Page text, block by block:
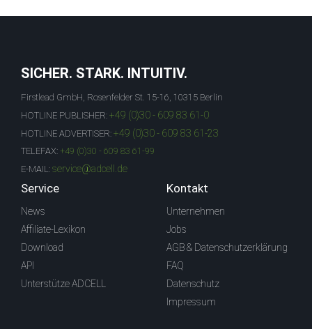
SICHER. STARK. INTUITIV.
Firstlead GmbH, Rosenfelder St. 15-16, 10315 Berlin
HOTLINE PUBLISHER: +49 (0)30 - 609 83 61-0
HOTLINE ADVERTISER: +49 (0)30 - 609 83 61-23
TELEFAX: +49 (0)30 - 609 83 61-99
E-MAIL: service@adcell.de
Service
News
Affiliate-Lexikon
Download
API
Unterstütze ADCELL
Kontakt
Unternehmen
Jobs
AGB & Datenschutzerklärung
FAQ
Datenschutz
Impressum